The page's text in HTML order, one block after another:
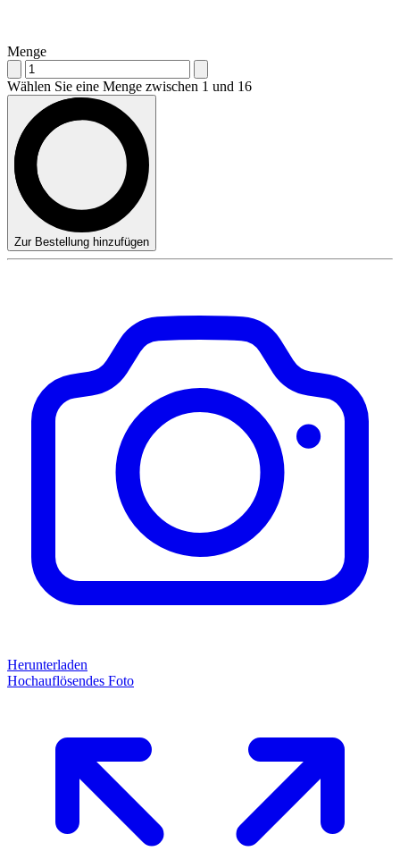
Menge
Wählen Sie eine Menge zwischen 1 und 16
Zur Bestellung hinzufügen
Herunterladen
Hochauflösendes Foto